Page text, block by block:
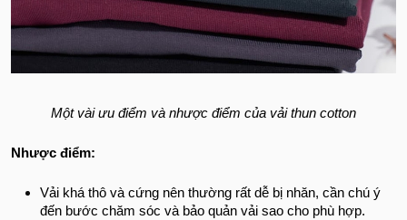
Một vài ưu điểm và nhược điểm của vải thun cotton
Nhược điểm:
Vải khá thô và cứng nên thường rất dễ bị nhăn, cần chú ý
đến bước chăm sóc và bảo quản vải sao cho phù hợp.